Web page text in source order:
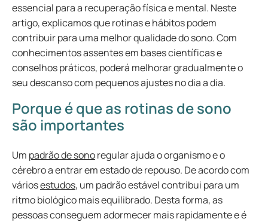
essencial para a recuperação física e mental. Neste
artigo, explicamos que rotinas e hábitos podem
contribuir para uma melhor qualidade do sono. Com
conhecimentos assentes em bases científicas e
conselhos práticos, poderá melhorar gradualmente o
seu descanso com pequenos ajustes no dia a dia.
Porque é que as rotinas de sono
são importantes
Um padrão de sonoregular ajuda o organismo e o
cérebro a entrar em estado de repouso. De acordo com
váriosestudos, um padrão estável contribui para um
ritmo biológico mais equilibrado. Desta forma, as
pessoas conseguem adormecer mais rapidamente e é